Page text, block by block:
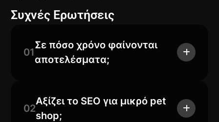
Συχνές Ερωτήσεις
01
Σε πόσο χρόνο φαίνονται
αποτελέσματα;
02
Αξίζει το SEO για μικρό pet
shop;